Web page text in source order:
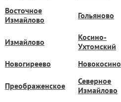
Восточное
Измайлово
Гольяново
Измайлово
Косино-
Ухтомский
Новогиреево Новокосино
Преображенское
Северное
Измайлово